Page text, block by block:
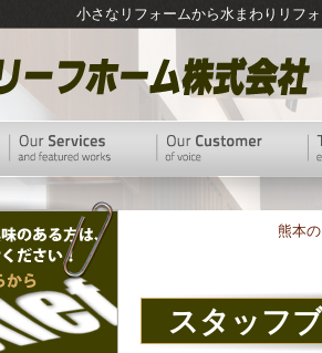
小さなリフォームから水まわりリフ
熊本
スタッフ